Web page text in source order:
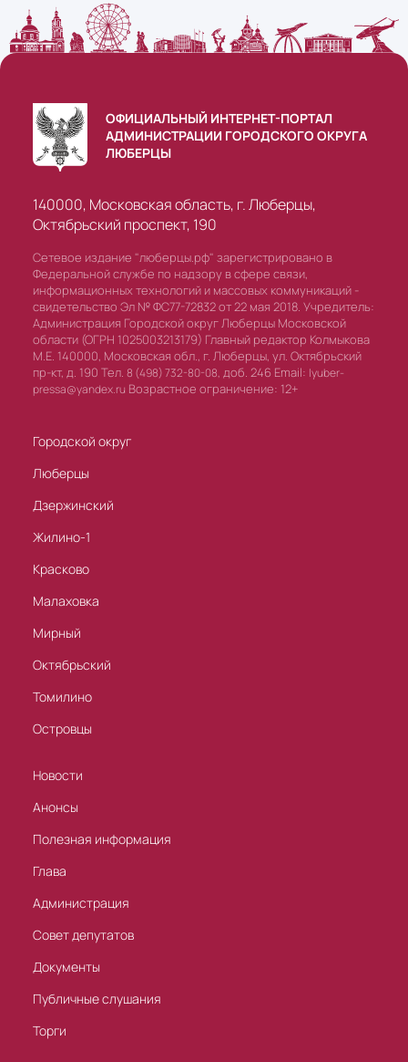
ОФИЦИАЛЬНЫЙ ИНТЕРНЕТ-ПОРТАЛ
АДМИНИСТРАЦИИ ГОРОДСКОГО ОКРУГА
ЛЮБЕРЦЫ
140000, Московская область, г. Люберцы,
Октябрьский проспект, 190
Сетевое издание "люберцы.рф" зарегистрировано в
Федеральной службе по надзору в сфере связи,
информационных технологий и массовых коммуникаций -
свидетельство Эл № ФС77-72832 от 22 мая 2018. Учредитель:
Администрация Городской округ Люберцы Московской
области (ОГРН 1025003213179) Главный редактор Колмыкова
М.Е. 140000, Московская обл., г. Люберцы, ул. Октябрьский
пр-кт, д. 190 Тел. 8 (498) 732-80-08, доб. 246 Email: lyuber-
pressa@yandex.ru Возрастное ограничение: 12+
Городской округ
Люберцы
Дзержинский
Жилино-1
Красково
Малаховка
Мирный
Октябрьский
Томилино
Островцы
Новости
Анонсы
Полезная информация
Глава
Администрация
Совет депутатов
Документы
Публичные слушания
Торги